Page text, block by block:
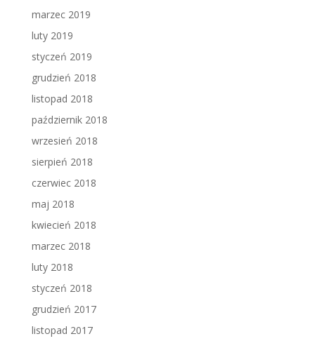
marzec 2019
luty 2019
styczeń 2019
grudzień 2018
listopad 2018
październik 2018
wrzesień 2018
sierpień 2018
czerwiec 2018
maj 2018
kwiecień 2018
marzec 2018
luty 2018
styczeń 2018
grudzień 2017
listopad 2017